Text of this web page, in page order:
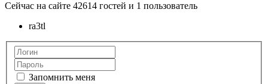
Сейчас на сайте 42614 гостей и 1 пользователь
ra3tl
Запомнить меня